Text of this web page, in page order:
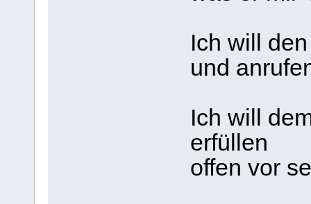
Ich will
und
Ich will
erfüllen
offen vor